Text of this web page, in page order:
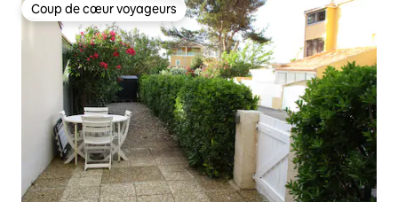
Coup de cœur voyageurs
Coup de cœur voyageurs